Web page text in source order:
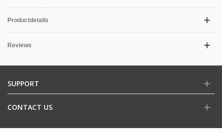
Productdetails
Reviews
SUPPORT
CONTACT US